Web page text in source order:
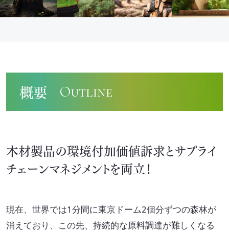
サステナブル経営への移行支援
ビジョン・戦略・計画策定支援
サーキュラーエコノミー
カーボンニュートラル
サステナビリティ教育・研修
概要 Outline
木材製品の環境付加価値訴求とサプライ
チェーンマネジメントを両立！
現在、世界では1分間に東京ドーム2個分ずつの森林が
消えており、この先、持続的な原料調達が難しくなる